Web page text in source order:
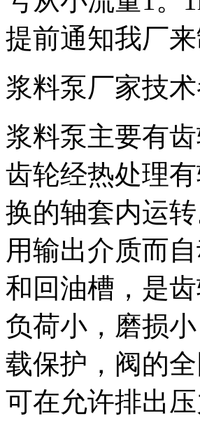
提前通知我厂
浆料泵厂家技
浆料泵主要有
齿轮经热处理
换的轴套内运
用输出介质而
和回油槽，是
负荷小，磨损
载保护， 阀的
可在允许排出